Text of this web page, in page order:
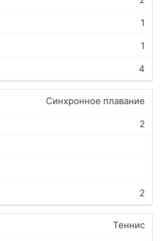
1
1
4
Синхронное плавание
2
2
Теннис